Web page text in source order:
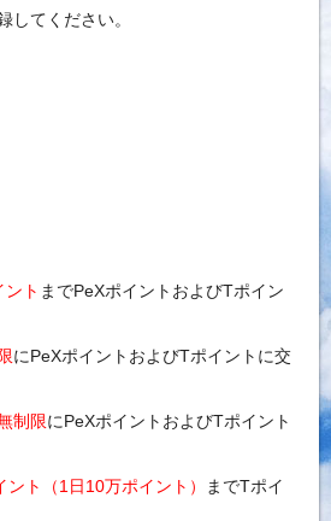
してください。
ント までPeXポイントおよびTポイン
にPeXポイントおよびTポイントに交
制限にPeXポイントおよびTポイント
ント（1日10万ポイント）
までTポイ